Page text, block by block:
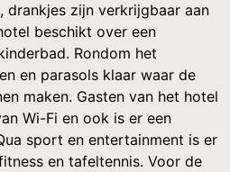
drankjes zijn verkrijgbaar aan
beschikt over een
Rondom het
en parasols klaar waar de
maken. Gasten van het hotel
Wi-Fi en ook is er een
sport en entertainment is er
en tafeltennis. Voor de